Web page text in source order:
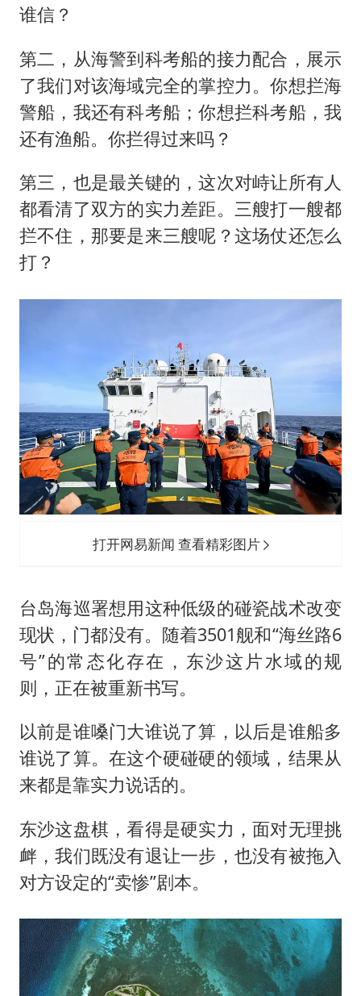
谁信？
第二，从海警到科考船的接力配合，展示
了我们对该海域完全的掌控力。你想拦海
警船，我还有科考船；你想拦科考船，我
还有渔船。你拦得过来吗？
第三，也是最关键的，这次对峙让所有人
都看清了双方的实力差距。三艘打一艘都
拦不住，那要是来三艘呢？这场仗还怎么
打？
打开网易新闻 查看精彩图片
台岛海巡署想用这种低级的碰瓷战术改变
现状，门都没有。随着3501舰和“海丝路6
号”的常态化存在，东沙这片水域的规
则，正在被重新书写。
以前是谁嗓门大谁说了算，以后是谁船多
谁说了算。在这个硬碰硬的领域，结果从
来都是靠实力说话的。
东沙这盘棋，看得是硬实力，面对无理挑
衅，我们既没有退让一步，也没有被拖入
对方设定的“卖惨”剧本。